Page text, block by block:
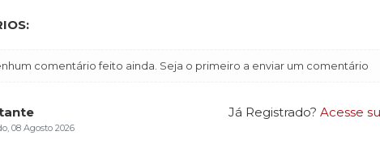
comentário feito ainda. Seja o primeiro a enviar um comentário
Já Registrado? Acesse
08 Agosto 2026